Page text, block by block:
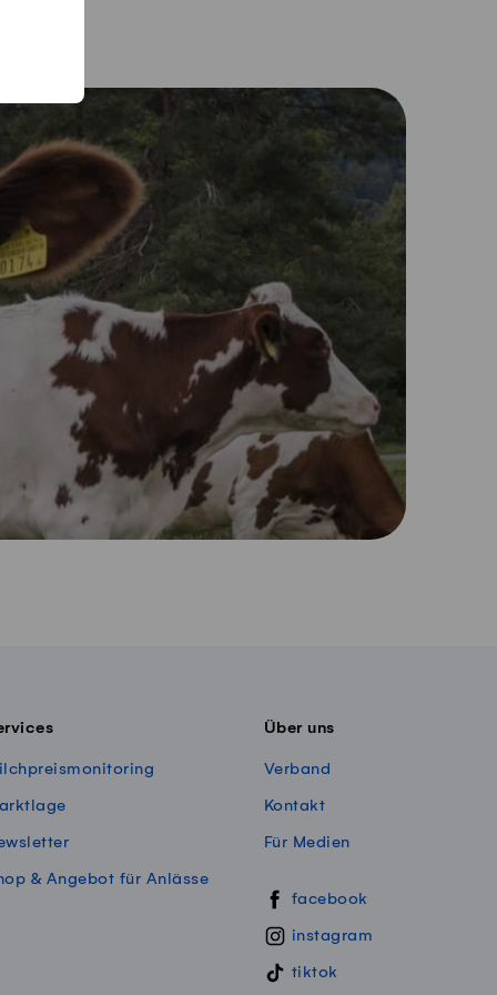
& Angebot für Anlässe
Über uns
Verband
Kontakt
Für Medien
Swissmillk auf Social Media
facebook
instagram
tiktok